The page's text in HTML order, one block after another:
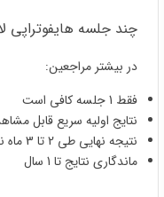
چند جلسه هایفوتراپی
در بیشتر مراجعین:
فقط 1 جلسه کافی است
نتایج اولیه سریع قابل
نتیجه نهایی طی 2 تا 3 ماه نمایان می شود
ماندگاری نتایج تا 1 سال